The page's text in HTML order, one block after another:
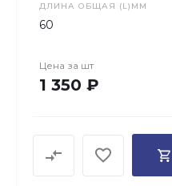
ДЛИНА ОБЩАЯ (L)ММ
60
Цена за шт
1 350 ₽